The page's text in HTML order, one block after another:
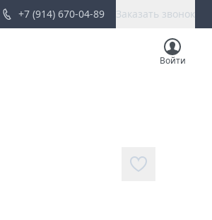
+7 (914) 670-04-89 Заказать звонок
Войти